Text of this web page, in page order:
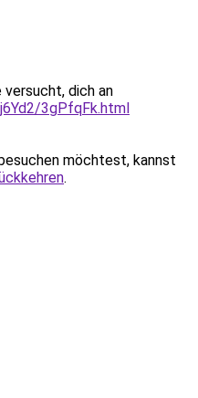
dich an
3gPfqFk.html
möchtest, kannst
.